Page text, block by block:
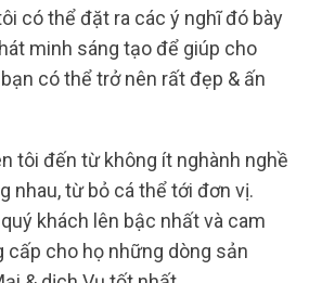
có thể đặt ra các ý nghĩ đó bày
minh sáng tạo để giúp cho
có thể trở nên rất đẹp & ấn
tôi đến từ không ít nghành nghề
nhau, từ bỏ cá thể tới đơn vị.
khách lên bậc nhất và cam
cấp cho họ những dòng sản